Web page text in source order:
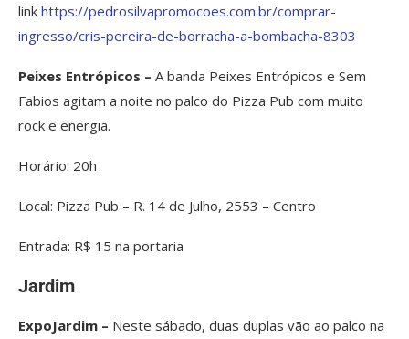
link https://pedrosilvapromocoes.com.br/comprar-
ingresso/cris-pereira-de-borracha-a-bombacha-8303
Peixes Entrópicos – A banda Peixes Entrópicos e Sem
Fabios agitam a noite no palco do Pizza Pub com muito
rock e energia.
Horário: 20h
Local: Pizza Pub – R. 14 de Julho, 2553 – Centro
Entrada: R$ 15 na portaria
Jardim
ExpoJardim – Neste sábado, duas duplas vão ao palco na